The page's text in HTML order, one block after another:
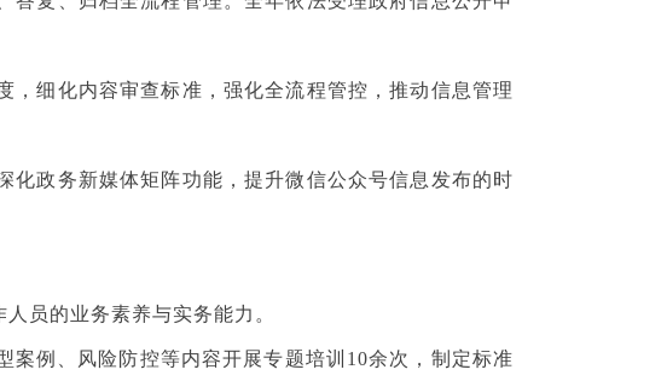
细化内容审查标准，强化全流程管控，推动信息管理
政务新媒体矩阵功能，提升微信公众号信息发布的时
员的业务素养与实务能力。
例、风险防控等内容开展专题培训10余次，制定标准